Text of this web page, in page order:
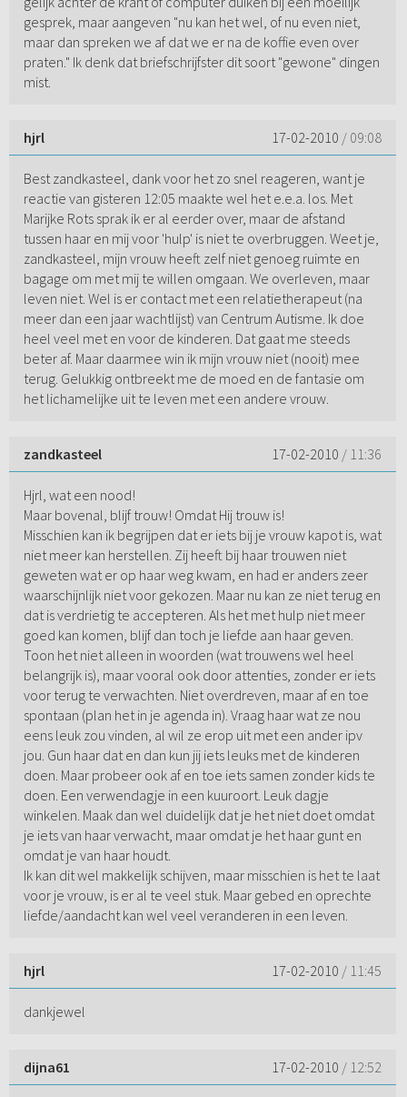
gesprek, maar aangeven "nu kan het wel, of nu even niet,
maar dan spreken we af dat we er na de koffie even over
praten." Ik denk dat briefschrijfster dit soort "gewone" dingen
mist.
hjrl 17-02-2010 / 09:08
Best zandkasteel, dank voor het zo snel reageren, want je
reactie van gisteren 12:05 maakte wel het e.e.a. los. Met
Marijke Rots sprak ik er al eerder over, maar de afstand
tussen haar en mij voor 'hulp' is niet te overbruggen. Weet je,
zandkasteel, mijn vrouw heeft zelf niet genoeg ruimte en
bagage om met mij te willen omgaan. We overleven, maar
leven niet. Wel is er contact met een relatietherapeut (na
meer dan een jaar wachtlijst) van Centrum Autisme. Ik doe
heel veel met en voor de kinderen. Dat gaat me steeds
beter af. Maar daarmee win ik mijn vrouw niet (nooit) mee
terug. Gelukkig ontbreekt me de moed en de fantasie om
het lichamelijke uit te leven met een andere vrouw.
zandkasteel 17-02-2010 / 11:36
Hjrl, wat een nood!
Maar bovenal, blijf trouw! Omdat Hij trouw is!
Misschien kan ik begrijpen dat er iets bij je vrouw kapot is, wat
niet meer kan herstellen. Zij heeft bij haar trouwen niet
geweten wat er op haar weg kwam, en had er anders zeer
waarschijnlijk niet voor gekozen. Maar nu kan ze niet terug en
dat is verdrietig te accepteren. Als het met hulp niet meer
goed kan komen, blijf dan toch je liefde aan haar geven.
Toon het niet alleen in woorden (wat trouwens wel heel
belangrijk is), maar vooral ook door attenties, zonder er iets
voor terug te verwachten. Niet overdreven, maar af en toe
spontaan (plan het in je agenda in). Vraag haar wat ze nou
eens leuk zou vinden, al wil ze erop uit met een ander ipv
jou. Gun haar dat en dan kun jij iets leuks met de kinderen
doen. Maar probeer ook af en toe iets samen zonder kids te
doen. Een verwendagje in een kuuroort. Leuk dagje
winkelen. Maak dan wel duidelijk dat je het niet doet omdat
je iets van haar verwacht, maar omdat je het haar gunt en
omdat je van haar houdt.
Ik kan dit wel makkelijk schijven, maar misschien is het te laat
voor je vrouw, is er al te veel stuk. Maar gebed en oprechte
liefde/aandacht kan wel veel veranderen in een leven.
hjrl 17-02-2010 / 11:45
dankjewel
dijna61 17-02-2010 / 12:52